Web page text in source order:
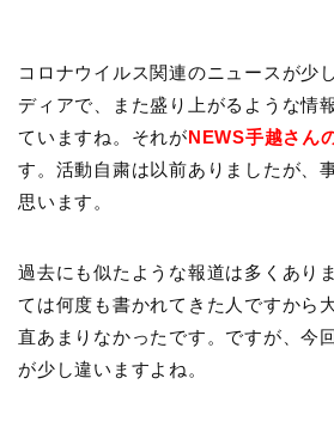
コロナウイルス関連のニュースが少
ディアで、また盛り上がるような情
ていますね。それがNEWS手越さん
す。活動自粛は以前ありましたが、
思います。
過去にも似たような報道は多くあり
ては何度も書かれてきた人ですから
直あまりなかったです。ですが、今
が少し違いますよね。